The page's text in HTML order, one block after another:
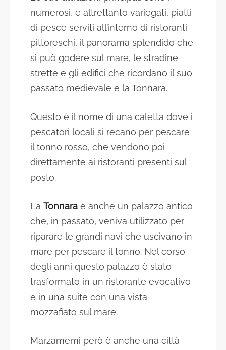
numerosi, e altrettanto variegati, piatti
di pesce serviti all’interno di ristoranti
pittoreschi, il panorama splendido che
si può godere sul mare, le stradine
strette e gli edifici che ricordano il suo
passato medievale e la Tonnara.
Questo è il nome di una caletta dove i
pescatori locali si recano per pescare
il tonno rosso, che vendono poi
direttamente ai ristoranti presenti sul
posto.
La Tonnara è anche un palazzo antico
che, in passato, veniva utilizzato per
riparare le grandi navi che uscivano in
mare per pescare il tonno. Nel corso
degli anni questo palazzo è stato
trasformato in un ristorante evocativo
e in una suite con una vista
mozzafiato sul mare.
Marzamemi però è anche una città